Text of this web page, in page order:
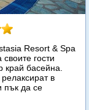
Resort & Spa
гости
край басейна.
в
пък да се